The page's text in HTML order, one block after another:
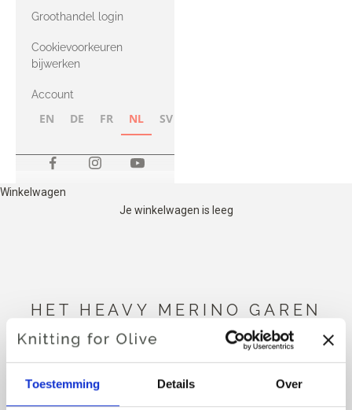
Toestemming Details Over
met Heavy
Merino
Groothandel login
Cookievoorkeuren
bijwerken
Account
EN DE FR NL SV
Winkelwagen
Je winkelwagen is leeg
HET HEAVY MERINO GAREN
HIERONDER IS COMPATIBEL
MET DEZE SOFT SILK
MOHAIR